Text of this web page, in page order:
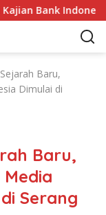
Bank Indonesia
Baru,
Dimulai di
Baru,
Serang